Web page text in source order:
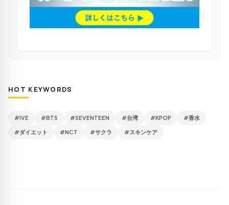
HOT KEYWORDS
#IVE #BTS #SEVENTEEN #台湾 #KPOP #香水
#ダイエット #NCT #サクラ #スキンケア